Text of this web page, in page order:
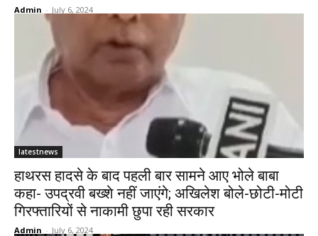
Admin - July 6, 2024
latestnews
हाथरस हादसे के बाद पहली बार सामने आए भोले बाबा
कहा- उपद्रवी बख्शे नहीं जाएंगे; अखिलेश बोले-छोटी-मोटी
गिरफ्तारियों से नाकामी छुपा रही सरकार
Admin - July 6, 2024